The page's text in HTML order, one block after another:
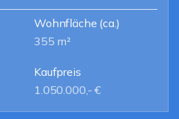
Wohnfläche (ca.)
355 m²
Kaufpreis
1.050.000,- €